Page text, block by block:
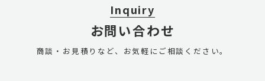
Inquiry
お問い合わせ
商談・お見積りなど、お気軽にご相談ください。